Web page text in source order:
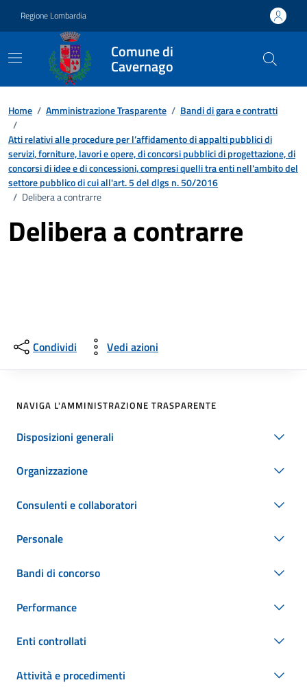
Regione Lombardia
Comune di
Cavernago
Home / Amministrazione Trasparente / Bandi di gara e contratti
/
Atti relativi alle procedure per l’affidamento di appalti pubblici di
servizi, forniture, lavori e opere, di concorsi pubblici di progettazione, di
concorsi di idee e di concessioni, compresi quelli tra enti nell'ambito del
settore pubblico di cui all'art. 5 del dlgs n. 50/2016
/ Delibera a contrarre
Delibera a contrarre
Condividi Vedi azioni
NAVIGA L'AMMINISTRAZIONE TRASPARENTE
Disposizioni generali
Organizzazione
Consulenti e collaboratori
Personale
Bandi di concorso
Performance
Enti controllati
Attività e procedimenti